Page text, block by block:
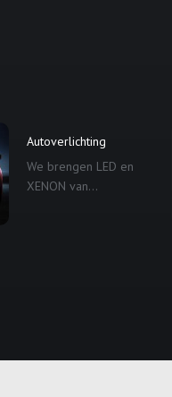
Autoverlichting
We brengen LED en
XENON van...